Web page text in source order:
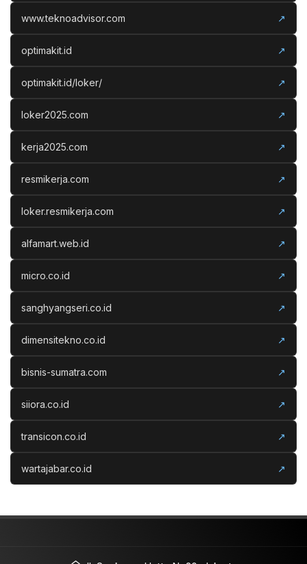
www.teknoadvisor.com ↗
optimakit.id ↗
optimakit.id/loker/ ↗
loker2025.com ↗
kerja2025.com ↗
resmikerja.com ↗
loker.resmikerja.com ↗
alfamart.web.id ↗
micro.co.id ↗
sanghyangseri.co.id ↗
dimensitekno.co.id ↗
bisnis-sumatra.com ↗
siiora.co.id ↗
transicon.co.id ↗
wartajabar.co.id ↗